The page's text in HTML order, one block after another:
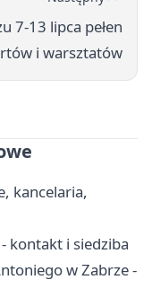
7-13 lipca pełen
i warsztatów
kancelaria,
kontakt i siedziba
w Zabrze -